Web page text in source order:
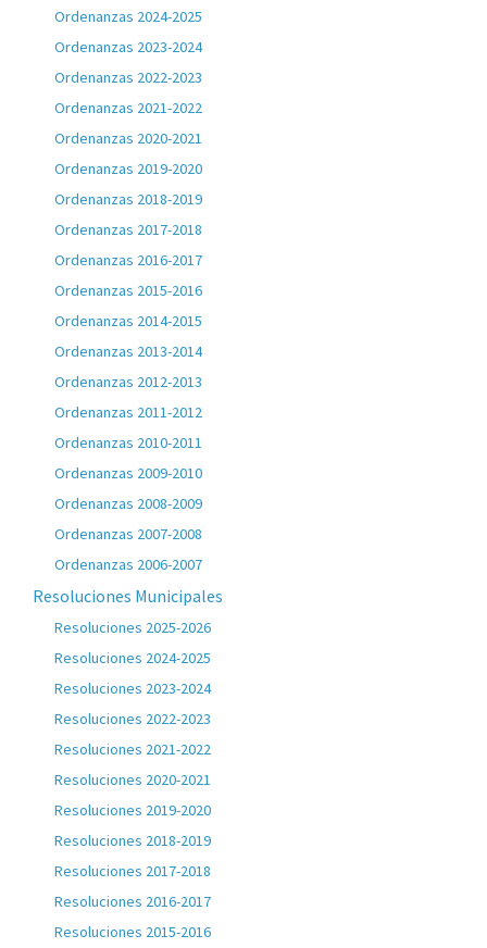
Ordenanzas 2024-2025
Ordenanzas 2023-2024
Ordenanzas 2022-2023
Ordenanzas 2021-2022
Ordenanzas 2020-2021
Ordenanzas 2019-2020
Ordenanzas 2018-2019
Ordenanzas 2017-2018
Ordenanzas 2016-2017
Ordenanzas 2015-2016
Ordenanzas 2014-2015
Ordenanzas 2013-2014
Ordenanzas 2012-2013
Ordenanzas 2011-2012
Ordenanzas 2010-2011
Ordenanzas 2009-2010
Ordenanzas 2008-2009
Ordenanzas 2007-2008
Ordenanzas 2006-2007
Resoluciones Municipales
Resoluciones 2025-2026
Resoluciones 2024-2025
Resoluciones 2023-2024
Resoluciones 2022-2023
Resoluciones 2021-2022
Resoluciones 2020-2021
Resoluciones 2019-2020
Resoluciones 2018-2019
Resoluciones 2017-2018
Resoluciones 2016-2017
Resoluciones 2015-2016